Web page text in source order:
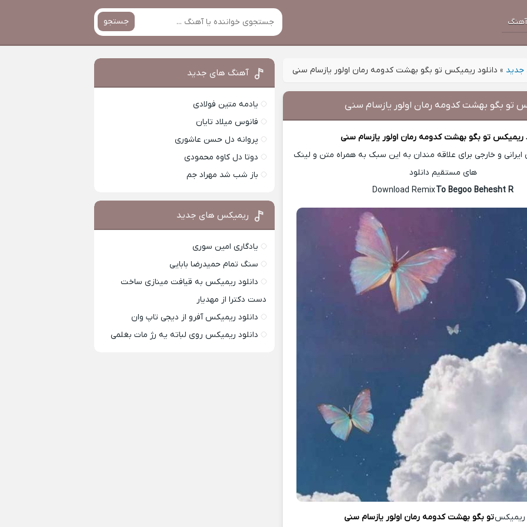
جستجو
» دانلود ریمیکس تو بگو بهشت کدومه رمان اولور یازسام سنی
تو بگو بهشت کدومه رمان اولور یازسام سنی
ریمیکستو بگو بهشت کدومه رمان اولور یازسام سنی
و خارجی برای علاقه مندان به این سبک به همراه متن و لینک
های مستقیم دانلود
To Begoo Behesht R
تو بگو بهشت کدومه رمان اولور یازسام سنی
آهنگ های جدید
یادمه متین فولادی
فانوس میلاد تایان
پروانه دل حسن عاشوری
دوتا دل کاوه محمودی
باز شب شد مهراد جم
ریمیکس های جدید
یادگاری امین سوری
سنگ تمام حمیدرضا بابایی
دانلود ریمیکس به قیافت مینازی ساخت
دست دکترا از مهدیار
دانلود ریمیکس آفرو از ديجی تاپ وان
دانلود ریمیکس روی لباته یه رژ مات بغلمی